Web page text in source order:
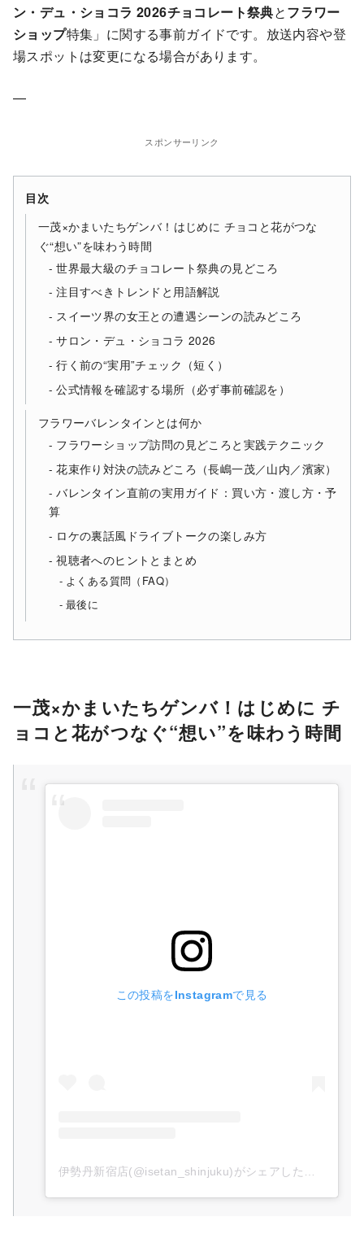
ン・デュ・ショコラ 2026チョコレート祭典とフラワー
ショップ特集」に関する事前ガイドです。放送内容や登
場スポットは変更になる場合があります。
—
スポンサーリンク
目次
一茂×かまいたちゲンバ！はじめに チョコと花がつな
ぐ“想い”を味わう時間
世界最大級のチョコレート祭典の見どころ
注目すべきトレンドと用語解説
スイーツ界の女王との遭遇シーンの読みどころ
サロン・デュ・ショコラ 2026
行く前の“実用”チェック（短く）
公式情報を確認する場所（必ず事前確認を）
フラワーバレンタインとは何か
フラワーショップ訪問の見どころと実践テクニック
花束作り対決の読みどころ（長嶋一茂／山内／濱家）
バレンタイン直前の実用ガイド：買い方・渡し方・予
算
ロケの裏話風ドライブトークの楽しみ方
視聴者へのヒントとまとめ
よくある質問（FAQ）
最後に
一茂×かまいたちゲンバ！はじめに チ
ョコと花がつなぐ“想い”を味わう時間
この投稿をInstagramで見る